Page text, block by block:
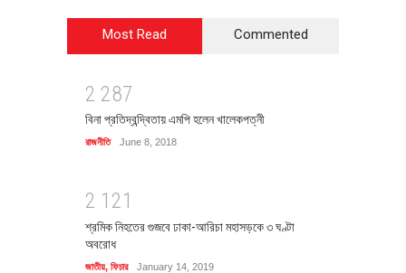
Most Read Commented
2 287
বিনা প্রতিদ্বন্দ্বিতায় এমপি হলেন খালেকপত্নী
রাজনীতি June 8, 2018
2 1 21
শ্রমিক নিহতের গুজবে ঢাকা-আরিচা মহাসড়কে ৩ ঘণ্টা
অবরোধ
জাতীয়, ফিচার January 14, 2019